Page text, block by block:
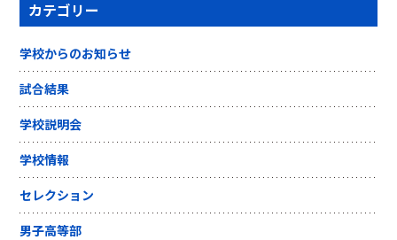
カテゴリー
学校からのお知らせ
試合結果
学校説明会
学校情報
セレクション
男子高等部